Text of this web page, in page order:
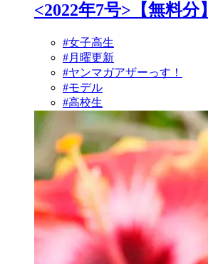
<2022年7号>【無料分】
#女子高生
#月曜更新
#ヤンマガアザーっす！
#モデル
#高校生